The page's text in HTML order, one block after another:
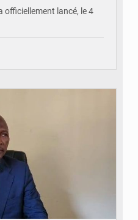
officiellement lancé, le 4